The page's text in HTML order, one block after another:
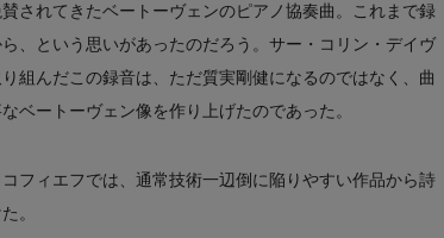
されてきたベートーヴェンのピアノ協奏曲。これまで録
、という思いがあったのだろう。サー・コリン・デイヴ
組んだこの録音は、ただ質実剛健になるのではなく、曲
ベートーヴェン像を作り上げたのであった。
フィエフでは、通常技術一辺倒に陥りやすい作品から詩
。